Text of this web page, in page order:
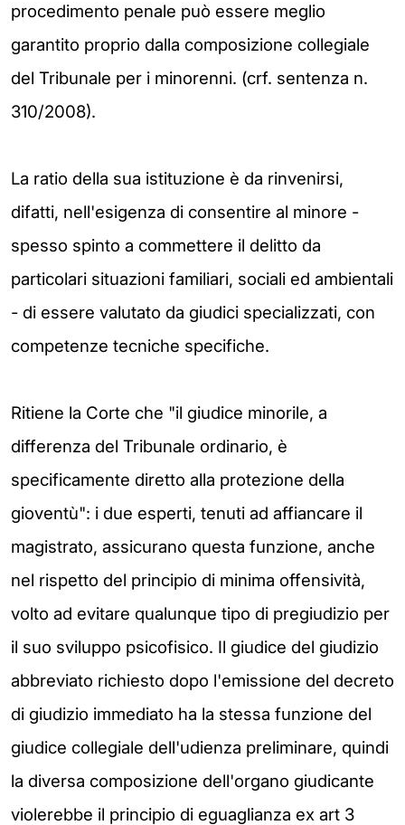
procedimento penale può essere meglio
garantito proprio dalla composizione collegiale
del Tribunale per i minorenni. (crf. sentenza n.
310/2008).
La ratio della sua istituzione è da rinvenirsi,
difatti, nell'esigenza di consentire al minore -
spesso spinto a commettere il delitto da
particolari situazioni familiari, sociali ed ambientali
- di essere valutato da giudici specializzati, con
competenze tecniche specifiche.
Ritiene la Corte che "il giudice minorile, a
differenza del Tribunale ordinario, è
specificamente diretto alla protezione della
gioventù": i due esperti, tenuti ad affiancare il
magistrato, assicurano questa funzione, anche
nel rispetto del principio di minima offensività,
volto ad evitare qualunque tipo di pregiudizio per
il suo sviluppo psicofisico. Il giudice del giudizio
abbreviato richiesto dopo l'emissione del decreto
di giudizio immediato ha la stessa funzione del
giudice collegiale dell'udienza preliminare, quindi
la diversa composizione dell'organo giudicante
violerebbe il principio di eguaglianza ex art 3